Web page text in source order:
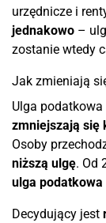
urzędnicze i
jednakowo –
zostanie wtedy
Jak zmieniają
Ulga
zmniejszają się
Osoby
niższą ulgę. Od
ulga
Decydujący jest